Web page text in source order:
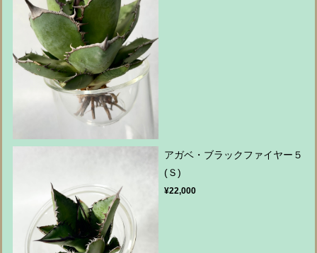
アガベ・ブラックファイヤー５
(Ｓ)
¥22,000